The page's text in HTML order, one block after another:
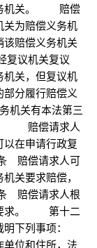
务机关。 赔偿
关为赔偿义务机
赔偿义务机关
议机关复议
机关，但复议机
分履行赔偿义
关有本法第三
。 赔偿请求人
在申请行政复
赔偿请求人可
关要求赔偿，
赔偿请求人根
要求。 第十二
下列事项：
位和住所，法